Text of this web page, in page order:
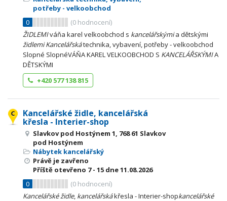
potřeby - velkoobchod
0
(0 hodnocení)
ŽIDLEMIváňa karel velkoobchod s kancelářskýmia dětskými
židlemi Kancelářskátechnika, vybavení, potřeby - velkoobchod
Slopné SlopnéVÁŇA KAREL VELKOOBCHOD S KANCELÁŘSKÝMIA
DĚTSKÝMI
+420 577 138 815
Kancelářské židle, kancelářská
křesla - Interier-shop
Slavkov pod Hostýnem 1, 768 61 Slavkov
pod Hostýnem
Nábytek kancelářský
Právě je zavřeno
Příště otevřeno 7 - 15 dne 11.08.2026
0
(0 hodnocení)
Kancelářskéžidle, kancelářskákřesla - Interier-shopkancelářské